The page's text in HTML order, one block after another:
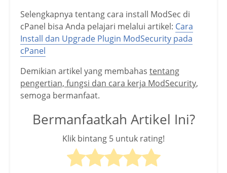
Selengkapnya tentang cara install ModSec di
cPanel bisa Anda pelajari melalui artikel: Cara
Install dan Upgrade Plugin ModSecurity pada
cPanel
Demikian artikel yang membahas tentang
pengertian, fungsi dan cara kerja ModSecurity,
semoga bermanfaat.
Bermanfaatkah Artikel Ini?
Klik bintang 5 untuk rating!